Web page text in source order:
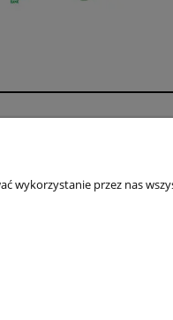
Primas
wykorzystanie przez nas